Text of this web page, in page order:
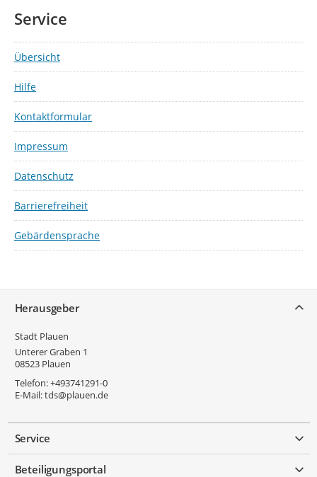
Service
Übersicht
Hilfe
Kontaktformular
Impressum
Datenschutz
Barrierefreiheit
Gebärdensprache
Herausgeber
Stadt Plauen
Unterer Graben 1
08523 Plauen
Telefon:+493741291-0
E-Mail:tds@plauen.de
Service
Beteiligungsportal